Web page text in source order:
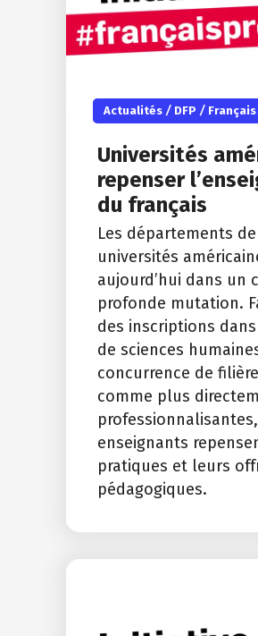
Actualités/ DFP /
Universités
repenser
du français
Les départements
universités
aujourd’hui dans un
profonde mutation.
des inscriptions
de sciences
concurrence de
comme plus
enseignants
pratiques et leurs
pédagogiques.